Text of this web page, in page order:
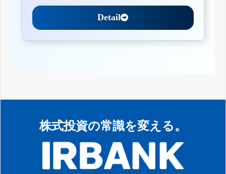
Detail
株式投資の常識を変える。